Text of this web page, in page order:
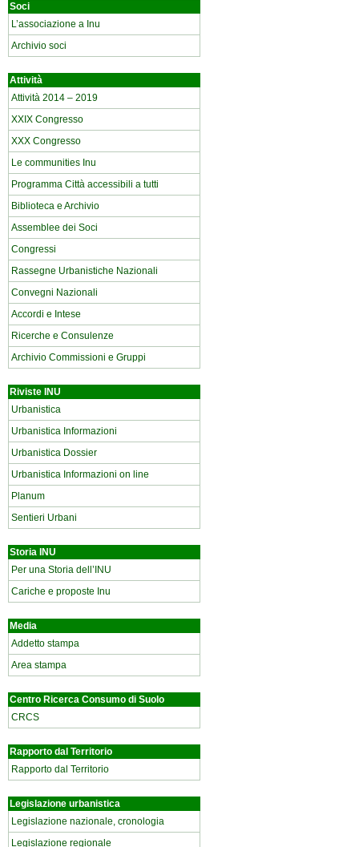
Soci
L’associazione a Inu
Archivio soci
Attività
Attività 2014 – 2019
XXIX Congresso
XXX Congresso
Le communities Inu
Programma Città accessibili a tutti
Biblioteca e Archivio
Assemblee dei Soci
Congressi
Rassegne Urbanistiche Nazionali
Convegni Nazionali
Accordi e Intese
Ricerche e Consulenze
Archivio Commissioni e Gruppi
Riviste INU
Urbanistica
Urbanistica Informazioni
Urbanistica Dossier
Urbanistica Informazioni on line
Planum
Sentieri Urbani
Storia INU
Per una Storia dell’INU
Cariche e proposte Inu
Media
Addetto stampa
Area stampa
Centro Ricerca Consumo di Suolo
CRCS
Rapporto dal Territorio
Rapporto dal Territorio
Legislazione urbanistica
Legislazione nazionale, cronologia
Legislazione regionale